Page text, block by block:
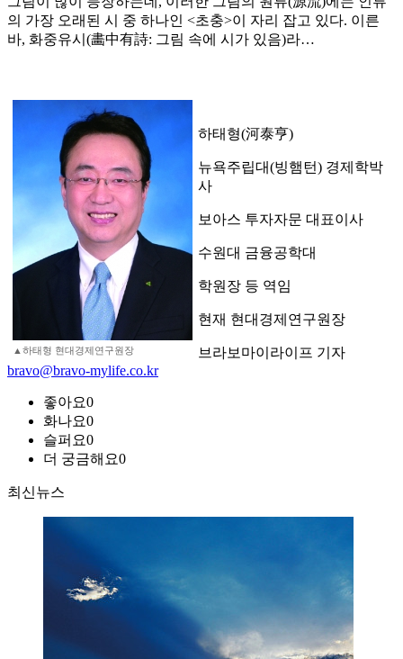
의 가장 오래된 시 중 하나인 <초충>이 자리 잡고 있다. 이른
바, 화중유시(畵中有詩: 그림 속에 시가 있음)라…
▲하태형 현대경제연구원장
하태형(河泰亨)
뉴욕주립대(빙햄턴) 경제학박
사
보아스 투자자문 대표이사
수원대 금융공학대
학원장 등 역임
현재 현대경제연구원장
브라보마이라이프 기자
bravo@bravo-mylife.co.kr
좋아요0
화나요0
슬퍼요0
더 궁금해요0
최신뉴스